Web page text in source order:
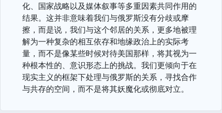
化、国家战略以及媒体叙事等多重因素共同作用的
结果。这并非意味着我们与俄罗斯没有分歧或摩
擦，而是说，我们与这个邻居的关系，更多地被理
解为一种复杂的相互依存和地缘政治上的实际考
量，而不是像某些时候对待美国那样，将其视为一
种根本性的、意识形态上的挑战。我们更倾向于在
现实主义的框架下处理与俄罗斯的关系，寻找合作
与共存的空间，而不是将其妖魔化或彻底对立。